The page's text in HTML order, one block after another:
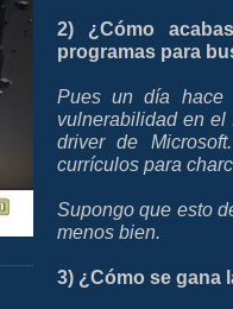
2) ¿Cómo
programas para
Pues un día hace
vulnerabilidad en el
driver de
currículos para
Supongo que esto
menos bien.
3) ¿Cómo se gana